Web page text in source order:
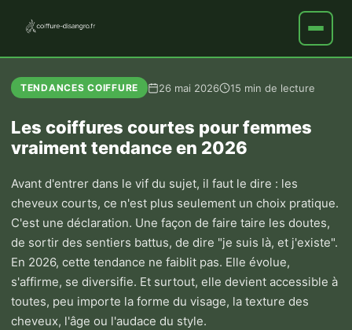
TENDANCES COIFFURE 26 mai 2026 15 min de lecture
Les coiffures courtes pour femmes
vraiment tendance en 2026
Avant d'entrer dans le vif du sujet, il faut le dire : les
cheveux courts, ce n'est plus seulement un choix pratique.
C'est une déclaration. Une façon de faire taire les doutes,
de sortir des sentiers battus, de dire "je suis là, et j'existe".
En 2026, cette tendance ne faiblit pas. Elle évolue,
s'affirme, se diversifie. Et surtout, elle devient accessible à
toutes, peu importe la forme du visage, la texture des
cheveux, l'âge ou l'audace du style.